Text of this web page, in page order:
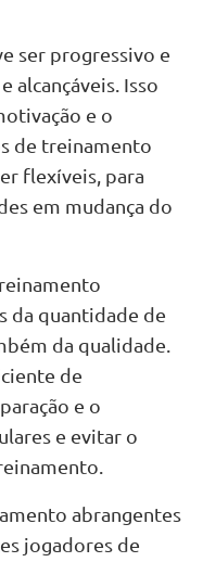
ser progressivo e
alcançáveis. Isso
e o
de treinamento
flexíveis, para
em mudança do
da quantidade de
da qualidade.
de
e o
e evitar o
abrangentes
jogadores de